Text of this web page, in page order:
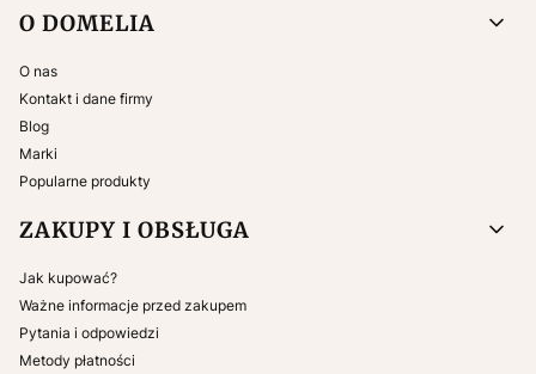
Linki w stopce
O DOMELIA
O nas
Kontakt i dane firmy
Blog
Marki
Popularne produkty
ZAKUPY I OBSŁUGA
Jak kupować?
Ważne informacje przed zakupem
Pytania i odpowiedzi
Metody płatności